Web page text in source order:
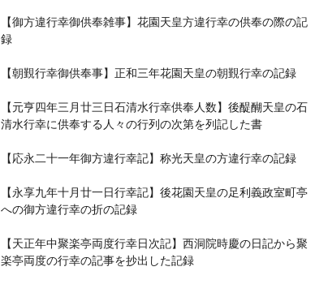
【御方違行幸御供奉雑事】花園天皇方違行幸の供奉の際の記
録
【朝覲行幸御供奉事】正和三年花園天皇の朝覲行幸の記録
【元亨四年三月廿三日石清水行幸供奉人数】後醍醐天皇の石
清水行幸に供奉する人々の行列の次第を列記した書
【応永二十一年御方違行幸記】称光天皇の方違行幸の記録
【永享九年十月廿一日行幸記】後花園天皇の足利義政室町亭
への御方違行幸の折の記録
【天正年中聚楽亭両度行幸日次記】西洞院時慶の日記から聚
楽亭両度の行幸の記事を抄出した記録